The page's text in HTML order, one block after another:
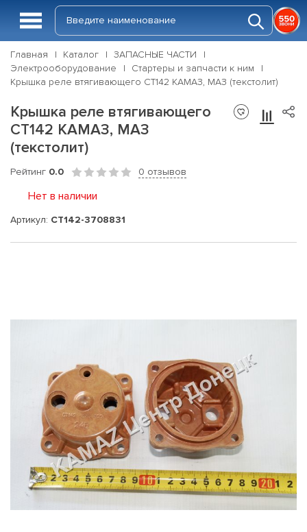
Главная Каталог
ЗАПАСНЫЕ ЧАСТИ
Электрооборудование
Стартеры и запчасти к ним
Крышка реле втягивающего СТ142 КАМАЗ, МАЗ (текстолит)
Крышка реле втягивающего
СТ142 КАМАЗ, МАЗ
(текстолит)
Рейтинг 0.0 0 отзывов
Нет в наличии
Артикул: СТ142-3708831